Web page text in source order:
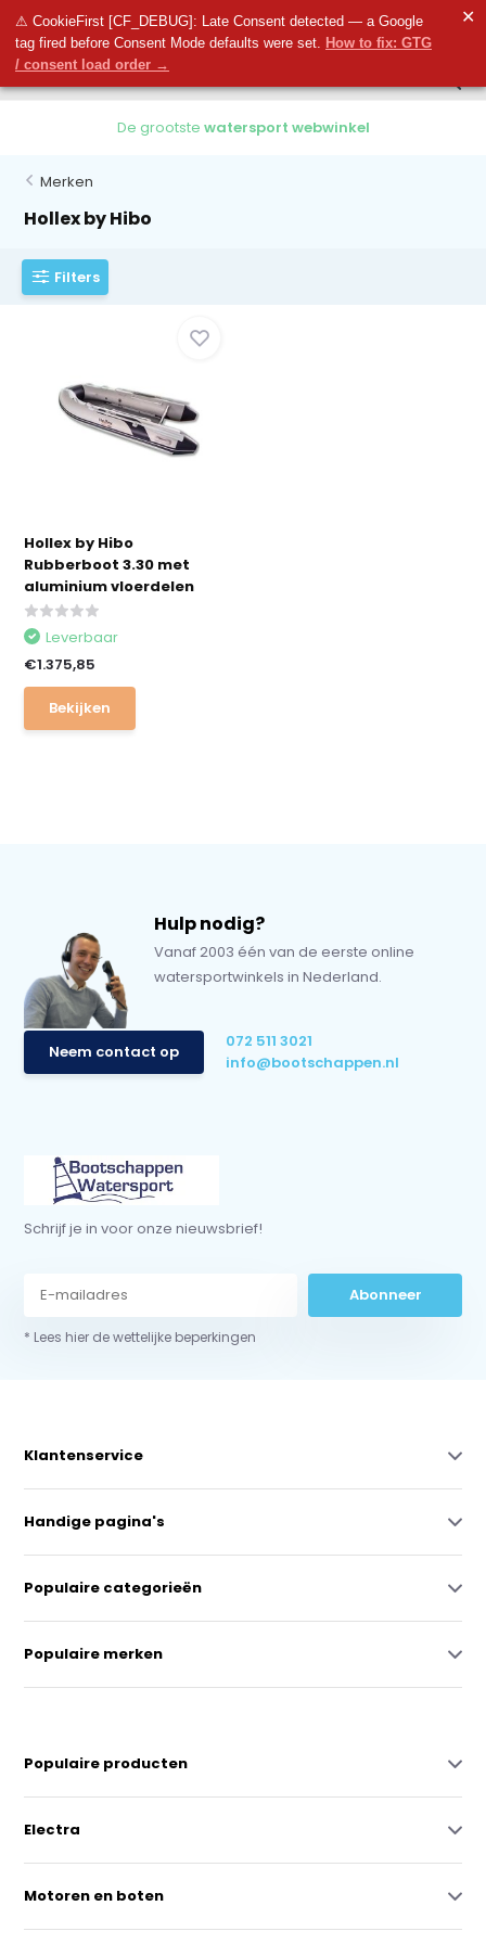
⚠ CookieFirst [CF_DEBUG]: Late Consent detected — a Google
tag fired before Consent Mode defaults were set. How to fix: GTG
/ consent load order →
✕
0 0
De grootstewatersport webwinkel
Merken
Hollex by Hibo
Filters
Hollex by Hibo
Rubberboot 3.30 met
aluminium vloerdelen
Leverbaar
€1.375,85
Bekijken
Hulp nodig?
Vanaf 2003 één van de eerste online
watersportwinkels in Nederland.
Neem contact op
072 511 3021
info@bootschappen.nl
Schrijf je in voor onze nieuwsbrief!
Abonneer
* Lees hier de wettelijke beperkingen
Klantenservice
Handige pagina's
Populaire categorieën
Populaire merken
Populaire producten
Electra
Motoren en boten